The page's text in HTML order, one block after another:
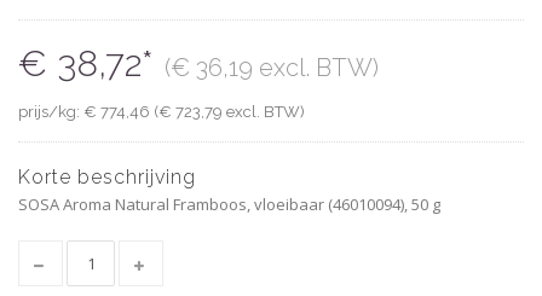
€ 38,72* (€ 36,19 excl. BTW)
prijs/kg: € 774,46 (€ 723,79 excl. BTW)
Korte beschrijving
SOSA Aroma Natural Framboos, vloeibaar (46010094), 50 g